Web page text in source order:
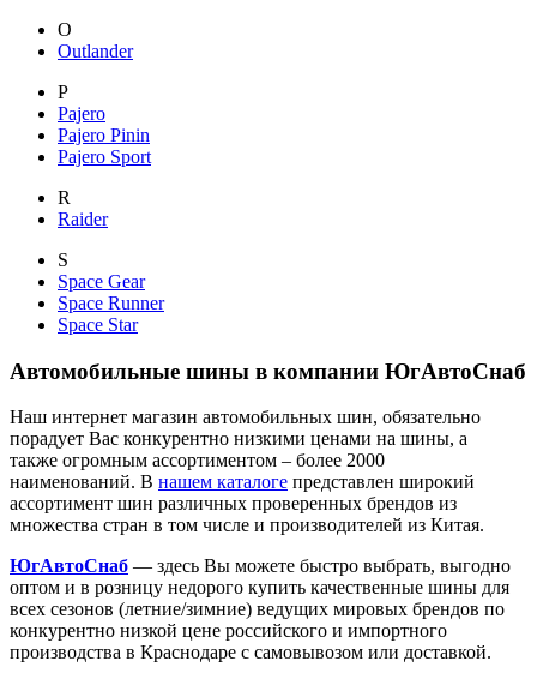
O
Outlander
P
Pajero
Pajero Pinin
Pajero Sport
R
Raider
S
Space Gear
Space Runner
Space Star
Автомобильные шины в компании ЮгАвтоСнаб
Наш интернет магазин автомобильных шин, обязательно
порадует Вас конкурентно низкими ценами на шины, а
также огромным ассортиментом – более 2000
наименований. В нашем каталоге представлен широкий
ассортимент шин различных проверенных брендов из
множества стран в том числе и производителей из Китая.
ЮгАвтоСнаб — здесь Вы можете быстро выбрать, выгодно
оптом и в розницу недорого купить качественные шины для
всех сезонов (летние/зимние) ведущих мировых брендов по
конкурентно низкой цене российского и импортного
производства в Краснодаре с самовывозом или доставкой.